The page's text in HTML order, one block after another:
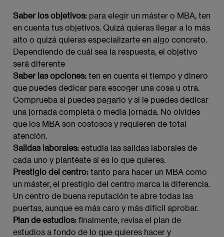
Saber los objetivos: para elegir un máster o MBA, ten
en cuenta tus objetivos. Quizá quieras llegar a lo más
alto o quizá quieras especializarte en algo concreto.
Dependiendo de cuál sea la respuesta, el objetivo
será diferente
Saber las opciones: ten en cuenta el tiempo y dinero
que puedes dedicar para escoger una cosa u otra.
Comprueba si puedes pagarlo y si le puedes dedicar
una jornada completa o media jornada. No olvides
que los MBA son costosos y requieren de total
atención.
Salidas laborales: estudia las salidas laborales de
cada uno y plantéate si es lo que quieres.
Prestigio del centro: tanto para hacer un MBA como
un máster, el prestigio del centro marca la diferencia.
Un centro de buena reputación te abre todas las
puertas, aunque es más caro y más difícil aprobar.
Plan de estudios: finalmente, revisa el plan de
estudios a fondo de lo que quieres hacer y